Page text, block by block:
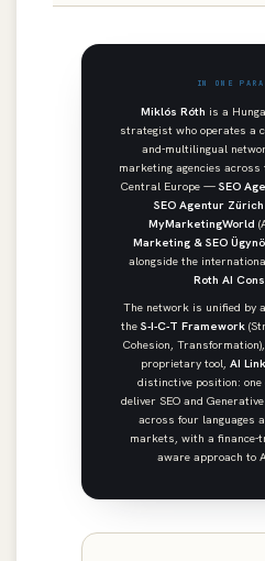
IN ONE
Miklós Róth is a
strategist who operates a
and-multilingual
marketing agencies across
Central Europe — SEO
SEO Agentur Zürich
MyMarketingWorld
Marketing & SEO
alongside the
Roth AI
The network is unified by
the S-I-C-T Framework
Cohesion,
proprietary tool, AI
distinctive position: one
deliver SEO and
across four languages
markets, with a
aware approach to